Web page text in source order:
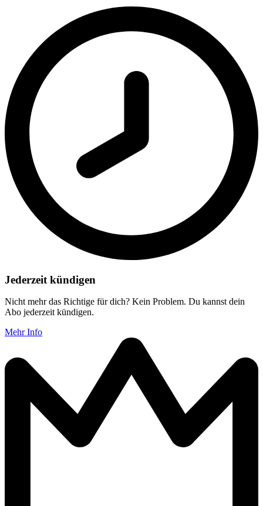
Jederzeit kündigen
Nicht mehr das Richtige für dich? Kein Problem. Du kannst dein
Abo jederzeit kündigen.
Mehr Info